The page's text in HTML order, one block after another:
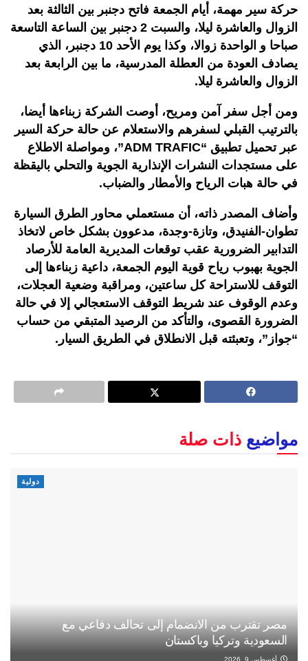
حركة سير مهمة، أيام الجمعة فاتح دجنبر بين الثالثة بعد
الزوال والعاشرة ليلا، والسبت 2 دجنبر بين الساعة التاسعة
صباحا و الواحدة زوالا، وكذا يوم الأحد 10 دجنبر، الذي
يصادف العودة من العطلة المدرسية، ما بين الرابعة بعد
الزوال والعاشرة ليلا.
ومن أجل سفر آمن ومريح، أوصت الشركة زبناءها أيضا،
بالترتيب القبلي لسفرهم والاستعلام عن حالة حركة السير
عبر تحميل تطبيق “ADM TRAFIC”، ومواصلة الاطلاع
على مستجدات النشرات الإنذارية الجوية والتحلي باليقظة
في حالة هبات الرياح والأمطار والضباب.
وأضاف المصدر ذاته، أن مستعملي محاور الطرق السيارة
تطوان-الفنيدق، وتازة-وجدة، مدعوون بشكل خاص لاتخاذ
التدابير الضرورية عقب توقعات المديرية العامة للأرصاد
الجوية بهبوب رياح قوية اليوم الجمعة، داعية زبناءها إلى
التوقف للاستراحة كل ساعتين، ومراقبة وضعية العجلات،
وعدم الوقوف عند شريط التوقف الاستعجالي إلا في حالة
الضرورة القصوى، والتأكد من الرصيد المتبقي من حساب
“جواز”، وتعبئته قبل الانطلاق في الطريق السيار.
مواضيع ذات صلة
دولية
مصر تقترب من الانضمام إلى تحالف دفاعي مع
السعودية وتركيا وباكستان
أغسطس 9, 2026